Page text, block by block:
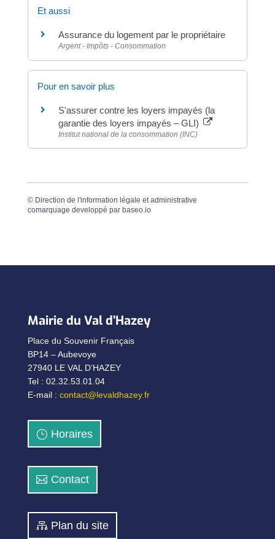
Et aussi
Assurance du logement par le propriétaire
Argent - Impôts - Consommation
Pour en savoir plus
S'assurer contre les loyers impayés (la
garantie des loyers impayés – GLI)
Institut national de la consommation (INC)
© Direction de l'information légale et administrative
comarquage developpé par baseo.io
Mairie du Val d’Hazey
Place du Souvenir Français
BP14 – Aubevoye
27940 LE VAL D’HAZEY
Tel : 02.32.53.01.04
E-mail : contact@levaldhazey.fr
Horaires
Contact
Plan du site